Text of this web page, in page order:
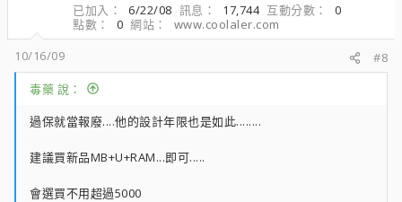
已加入
6/22/08 訊息 17,744 互動分數
0
點數
0 網站
www.coolaler.com
10/16/09
#8
毒藥 說：
過保就當報廢....他的設計年限也是如此........
建議買新品MB+U+RAM...即可.....
會選買不用超過5000